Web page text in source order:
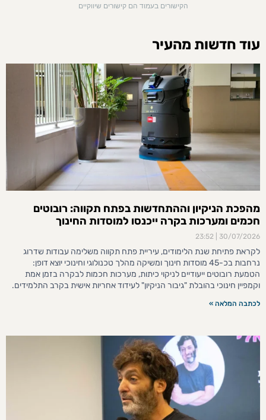
הקישורים בעמוד הם קישורים שיווקיים
עוד חדשות מהעיר
מהפכת הניקיון וההתחדשות בפתח תקווה: רובוטים
חכמים ומערכות בקרה ייכנסו למוסדות החינוך
30/07/2026
לקראת פתיחת שנת הלימודים, עיריית פתח תקווה משלימה עבודות שדרוג
נרחבות בכ-45 מוסדות חינוך ומשיקה מהלך טכנולוגי וחינוכי יוצא דופן:
הטמעת רובוטים ייעודיים לניקוי כיתות, מערכות חכמות לבקרה בזמן אמת
וקמפיין חינוכי בהובלת "גיבור הניקיון" לעידוד אחריות אישית בקרב התלמידים.
לכתבה המלאה »